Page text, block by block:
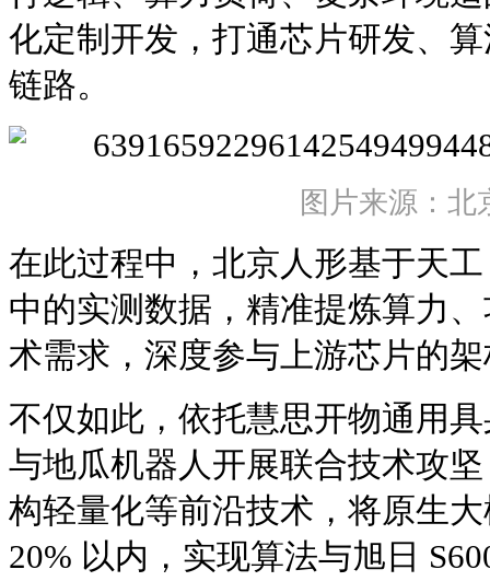
化定制开发，打通芯片研发、
链路。
图片来源：北
在此过程中，北京人形基于天
中的实测数据，精准提炼算力
术需求，深度参与上游芯片的
不仅如此，依托慧思开物通用
与地瓜机器人开展联合技术攻
构轻量化等前沿技术，将原生
20% 以内，实现算法与旭日